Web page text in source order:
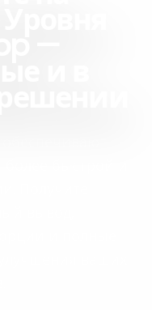
быстрой и